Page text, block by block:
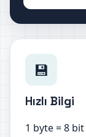
💾
Hızlı Bilgi
1 byte = 8 bit